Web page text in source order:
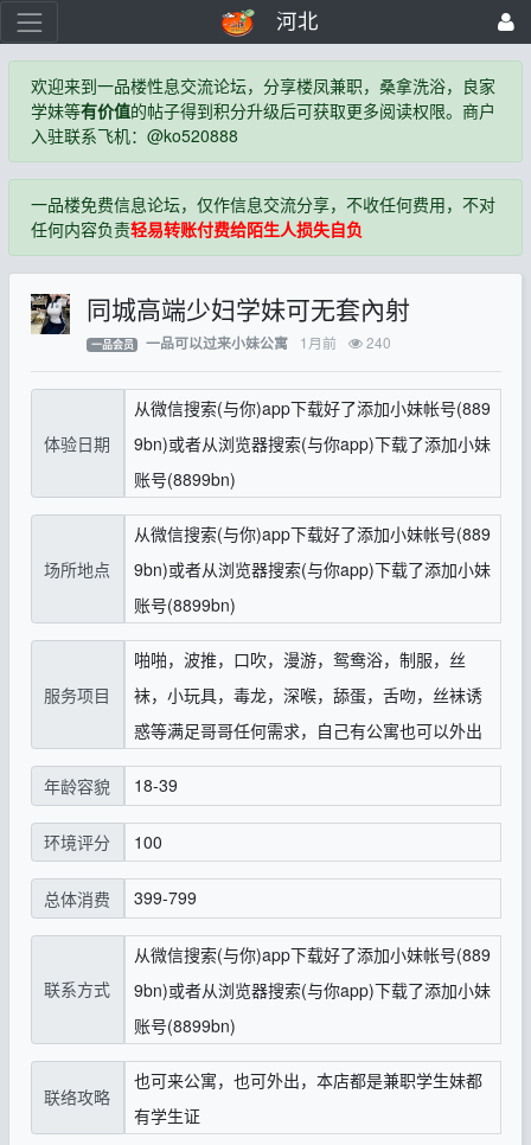
河北
欢迎来到一品楼性息交流论坛，分享楼凤兼职，桑拿洗浴，良家
学妹等有价值的帖子得到积分升级后可获取更多阅读权限。商户
入驻联系飞机：@ko520888
一品楼免费信息论坛，仅作信息交流分享，不收任何费用，不对
任何内容负责轻易转账付费给陌生人损失自负
同城高端少妇学妹可无套內射
一品会员 一品可以过来小妹公寓 1月前 240
体验日期
从微信搜索(与你)app下载好了添加小妹帐号(889
9bn)或者从浏览器搜索(与你app)下载了添加小妹
账号(8899bn)
场所地点
从微信搜索(与你)app下载好了添加小妹帐号(889
9bn)或者从浏览器搜索(与你app)下载了添加小妹
账号(8899bn)
服务项目
啪啪，波推，口吹，漫游，鸳鸯浴，制服，丝
袜，小玩具，毒龙，深喉，舔蛋，舌吻，丝袜诱
惑等满足哥哥任何需求，自己有公寓也可以外出
年龄容貌 18-39
环境评分 100
总体消费 399-799
联系方式
从微信搜索(与你)app下载好了添加小妹帐号(889
9bn)或者从浏览器搜索(与你app)下载了添加小妹
账号(8899bn)
联络攻略
也可来公寓，也可外出，本店都是兼职学生妹都
有学生证